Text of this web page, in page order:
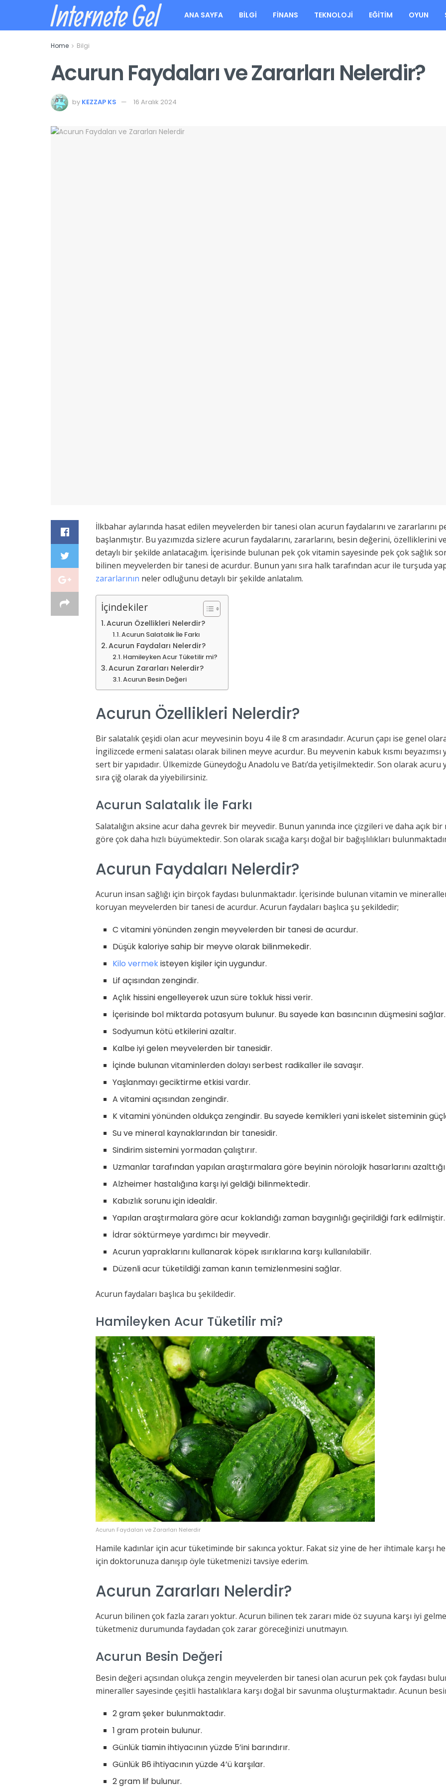
Internete Gel ANA SAYFA BILGI FINANS TEKNOLOJI EĞITIM OYUN
Home Bilgi
Acurun Faydaları ve Zararları Nelerdir?
by KEZZAP KS 16 Aralık 2024
İlkbahar aylarında hasat edilen meyvelerden bir tanesi olan acurun faydalarını ve zararlarını
başlanmıştır. Bu yazımızda sizlere acurun faydalarını, zararlarını, besin değerini, özelliklerini
detaylı bir şekilde anlatacağım. İçerisinde bulunan pek çok vitamin sayesinde pek çok sağlık
bilinen meyvelerden bir tanesi de acurdur. Bunun yanı sıra halk tarafından acur ile turşuda
zararlarının neler odluğunu detaylı bir şekilde anlatalım.
İçindekiler
Acurun Özellikleri Nelerdir?
Acurun Salatalık İle Farkı
Acurun Faydaları Nelerdir?
Hamileyken Acur Tüketilir mi?
Acurun Zararları Nelerdir?
Acurun Besin Değeri
Acurun Özellikleri Nelerdir?
Bir salatalık çeşidi olan acur meyvesinin boyu 4 ile 8 cm arasındadır. Acurun çapı ise genel
İngilizcede ermeni salatası olarak bilinen meyve acurdur. Bu meyvenin kabuk kısmı
sert bir yapıdadır. Ülkemizde Güneydoğu Anadolu ve Batı’da yetişilmektedir. Son olarak
sıra çiğ olarak da yiyebilirsiniz.
Acurun Salatalık İle Farkı
Salatalığın aksine acur daha gevrek bir meyvedir. Bunun yanında ince çizgileri ve daha açık
göre çok daha hızlı büyümektedir. Son olarak sıcağa karşı doğal bir bağışlılıkları
Acurun Faydaları Nelerdir?
Acurun insan sağlığı için birçok faydası bulunmaktadır. İçerisinde bulunan vitamin ve
koruyan meyvelerden bir tanesi de acurdur. Acurun faydaları başlıca şu şekildedir;
C vitamini yönünden zengin meyvelerden bir tanesi de acurdur.
Düşük kaloriye sahip bir meyve olarak bilinmekedir.
Kilo vermekisteyen kişiler için uygundur.
Lif açısından zengindir.
Açlık hissini engelleyerek uzun süre tokluk hissi verir.
İçerisinde bol miktarda potasyum bulunur. Bu sayede kan basıncının düşmesini sağlar.
Sodyumun kötü etkilerini azaltır.
Kalbe iyi gelen meyvelerden bir tanesidir.
İçinde bulunan vitaminlerden dolayı serbest radikaller ile savaşır.
Yaşlanmayı geciktirme etkisi vardır.
A vitamini açısından zengindir.
K vitamini yönünden oldukça zengindir. Bu sayede kemikleri yani iskelet sisteminin
Su ve mineral kaynaklarından bir tanesidir.
Sindirim sistemini yormadan çalıştırır.
Uzmanlar tarafından yapılan araştırmalara göre beyinin nörolojik hasarlarını
Alzheimer hastalığına karşı iyi geldiği bilinmektedir.
Kabızlık sorunu için idealdir.
Yapılan araştırmalara göre acur koklandığı zaman baygınlığı geçirildiği fark edilmiştir.
İdrar söktürmeye yardımcı bir meyvedir.
Acurun yapraklarını kullanarak köpek ısırıklarına karşı kullanılabilir.
Düzenli acur tüketildiği zaman kanın temizlenmesini sağlar.
Acurun faydaları başlıca bu şekildedir.
Hamileyken Acur Tüketilir mi?
Acurun Faydaları ve Zararları Nelerdir
Hamile kadınlar için acur tüketiminde bir sakınca yoktur. Fakat siz yine de her ihtimale karşı
için doktorunuza danışıp öyle tüketmenizi tavsiye ederim.
Acurun Zararları Nelerdir?
Acurun bilinen çok fazla zararı yoktur. Acurun bilinen tek zararı mide öz suyuna karşı iyi
tüketmeniz durumunda faydadan çok zarar göreceğinizi unutmayın.
Acurun Besin Değeri
Besin değeri açısından olukça zengin meyvelerden bir tanesi olan acurun pek çok faydası
mineraller sayesinde çeşitli hastalıklara karşı doğal bir savunma oluşturmaktadır. Acunun
2 gram şeker bulunmaktadır.
1 gram protein bulunur.
Günlük tiamin ihtiyacının yüzde 5’ini barındırır.
Günlük B6 ihtiyacının yüzde 4’ü karşılar.
2 gram lif bulunur.